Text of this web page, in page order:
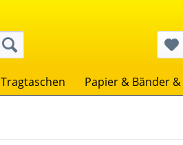
Tragtaschen Papier & Bänder